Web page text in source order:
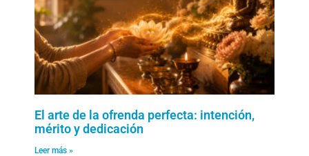
El arte de la ofrenda perfecta: intención,
mérito y dedicación
Leer más »